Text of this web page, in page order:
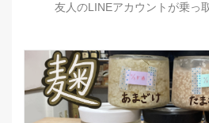
友人のLINEアカウントが乗っ